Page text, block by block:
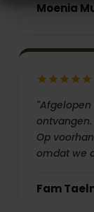
Moenia
Op
omdat we
Fam